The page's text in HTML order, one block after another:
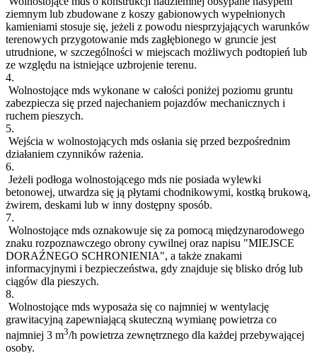
ziemnym lub zbudowane z koszy gabionowych wypełnionych
kamieniami stosuje się, jeżeli z powodu niesprzyjających warunków
terenowych przygotowanie mds zagłębionego w gruncie jest
utrudnione, w szczególności w miejscach możliwych podtopień lub
ze względu na istniejące uzbrojenie terenu.
4.
Wolnostojące mds wykonane w całości poniżej poziomu gruntu
zabezpiecza się przed najechaniem pojazdów mechanicznych i
ruchem pieszych.
5.
Wejścia w wolnostojących mds osłania się przed bezpośrednim
działaniem czynników rażenia.
6.
Jeżeli podłoga wolnostojącego mds nie posiada wylewki
betonowej, utwardza się ją płytami chodnikowymi, kostką brukową,
żwirem, deskami lub w inny dostępny sposób.
7.
Wolnostojące mds oznakowuje się za pomocą międzynarodowego
znaku rozpoznawczego obrony cywilnej oraz napisu "MIEJSCE
DORAŹNEGO SCHRONIENIA", a także znakami
informacyjnymi i bezpieczeństwa, gdy znajduje się blisko dróg lub
ciągów dla pieszych.
8.
Wolnostojące mds wyposaża się co najmniej w wentylację
grawitacyjną zapewniającą skuteczną wymianę powietrza co
najmniej 3 m3/h powietrza zewnętrznego dla każdej przebywającej
osoby.